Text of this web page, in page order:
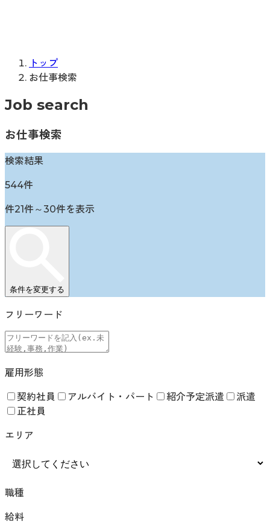
トップ
お仕事検索
Job search
お仕事検索
検索結果
544件
件21件～30件を表示
条件を変更する
フリーワード
雇用形態
契約社員 アルバイト・パート 紹介予定派遣
派遣
正社員
エリア
職種
給料